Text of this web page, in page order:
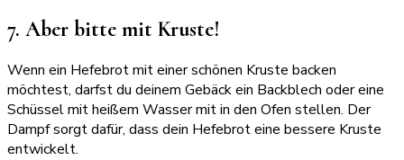
7. Aber bitte mit Kruste!
Wenn ein Hefebrot mit einer schönen Kruste backen
möchtest, darfst du deinem Gebäck ein Backblech oder eine
Schüssel mit heißem Wasser mit in den Ofen stellen. Der
Dampf sorgt dafür, dass dein Hefebrot eine bessere Kruste
entwickelt.